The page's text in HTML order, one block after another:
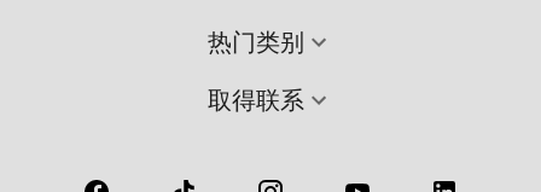
热门类别
取得联系